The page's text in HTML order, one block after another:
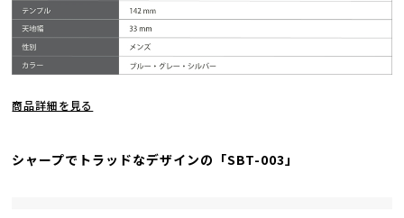
商品詳細を見る
シャープでトラッドなデザインの「SBT-003」